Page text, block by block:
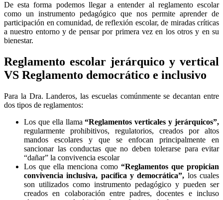
De esta forma podemos llegar a entender al reglamento escolar
como un instrumento pedagógico que nos permite aprender de
participación en comunidad, de reflexión escolar, de miradas críticas
a nuestro entorno y de pensar por primera vez en los otros y en su
bienestar.
Reglamento escolar jerárquico y vertical
VS Reglamento democrático e inclusivo
Para la Dra. Landeros, las escuelas comúnmente se decantan entre
dos tipos de reglamentos:
Los que ella llama“Reglamentos verticales y jerárquicos”,
regularmente prohibitivos, regulatorios, creados por altos
mandos escolares y que se enfocan principalmente en
sancionar las conductas que no deben tolerarse para evitar
“dañar” la convivencia escolar
Los que ella menciona como “Reglamentos que propician
convivencia inclusiva, pacífica y democrática”, los cuales
son utilizados como instrumento pedagógico y pueden ser
creados en colaboración entre padres, docentes e incluso